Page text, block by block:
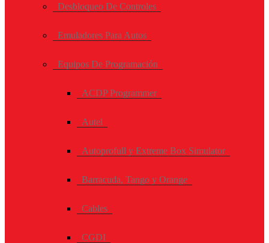
Desbloqueo De Controles
Emuladores Para Autos
Equipos De Programación
ACDP Programmer
Autel
Autoprofull y Extreme Box Simulator
Barracuda, Tango y Orange
Cables
CGDI